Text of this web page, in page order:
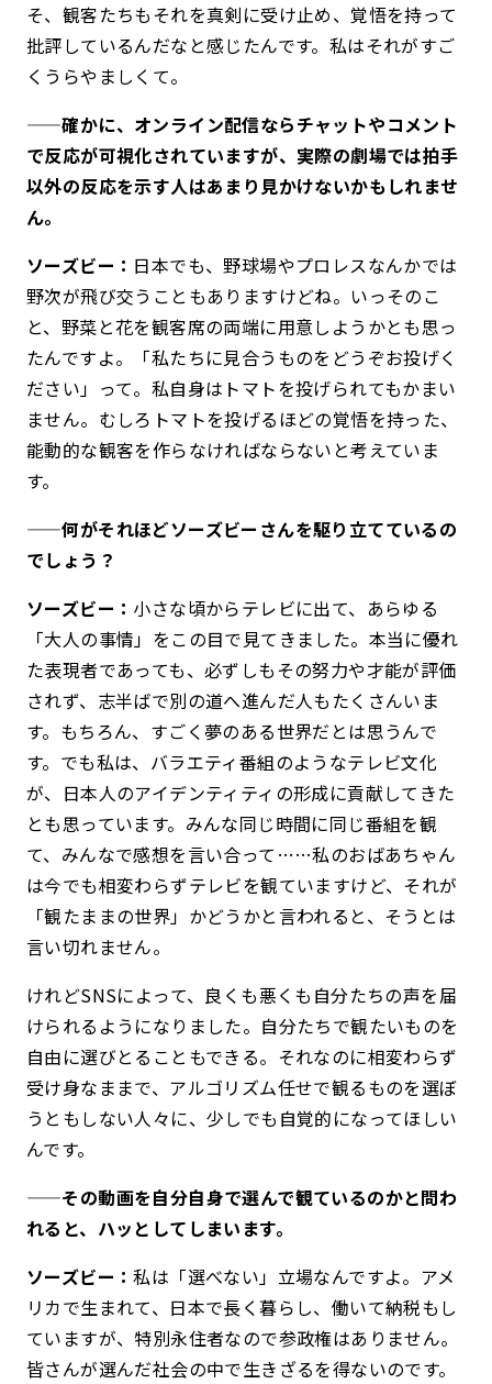
そ、観客たちもそれを真剣に受け止め、覚悟を持って
批評しているんだなと感じたんです。私はそれがすご
くうらやましくて。
——確かに、オンライン配信ならチャットやコメント
で反応が可視化されていますが、実際の劇場では拍手
以外の反応を示す人はあまり見かけないかもしれませ
ん。
ソーズビー： 日本でも、野球場やプロレスなんかでは
野次が飛び交うこともありますけどね。いっそのこ
と、野菜と花を観客席の両端に用意しようかとも思っ
たんですよ。「私たちに見合うものをどうぞお投げく
ださい」って。私自身はトマトを投げられてもかまい
ません。むしろトマトを投げるほどの覚悟を持った、
能動的な観客を作らなければならないと考えていま
す。
——何がそれほどソーズビーさんを駆り立てているの
でしょう？
ソーズビー： 小さな頃からテレビに出て、あらゆる
「大人の事情」をこの目で見てきました。本当に優れ
た表現者であっても、必ずしもその努力や才能が評価
されず、志半ばで別の道へ進んだ人もたくさんいま
す。もちろん、すごく夢のある世界だとは思うんで
す。でも私は、バラエティ番組のようなテレビ文化
が、日本人のアイデンティティの形成に貢献してきた
とも思っています。みんな同じ時間に同じ番組を観
て、みんなで感想を言い合って……私のおばあちゃん
は今でも相変わらずテレビを観ていますけど、それが
「観たままの世界」かどうかと言われると、そうとは
言い切れません。
けれどSNSによって、良くも悪くも自分たちの声を届
けられるようになりました。自分たちで観たいものを
自由に選びとることもできる。それなのに相変わらず
受け身なままで、アルゴリズム任せで観るものを選ぼ
うともしない人々に、少しでも自覚的になってほしい
んです。
——その動画を自分自身で選んで観ているのかと問わ
れると、ハッとしてしまいます。
ソーズビー：私は「選べない」立場なんですよ。アメ
リカで生まれて、日本で長く暮らし、働いて納税もし
ていますが、特別永住者なので参政権はありません。
皆さんが選んだ社会の中で生きざるを得ないのです。